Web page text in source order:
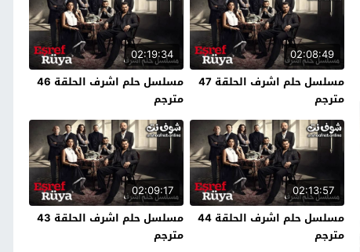
02:08:49
مسلسل حلم اشرف الحلقة 47
مترجم
02:19:34
مسلسل حلم اشرف الحلقة 46
مترجم
02:13:57
مسلسل حلم اشرف الحلقة 44
مترجم
02:09:17
مسلسل حلم اشرف الحلقة 43
مترجم